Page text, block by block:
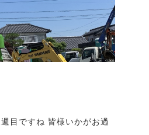
目ですね 皆様いかがお過